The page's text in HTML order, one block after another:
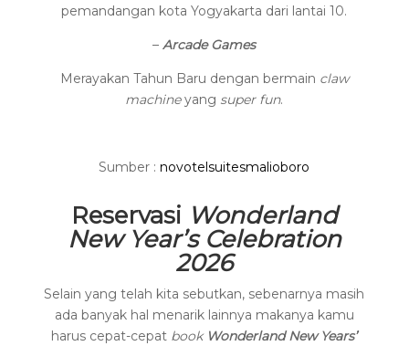
pemandangan kota Yogyakarta dari lantai 10.
–Arcade Games
Merayakan Tahun Baru dengan bermain claw
machineyang super fun.
Sumber :novotelsuitesmalioboro
Reservasi Wonderland
New Year’s Celebration
2026
Selain yang telah kita sebutkan, sebenarnya masih
ada banyak hal menarik lainnya makanya kamu
harus cepat-cepat book Wonderland New Years’